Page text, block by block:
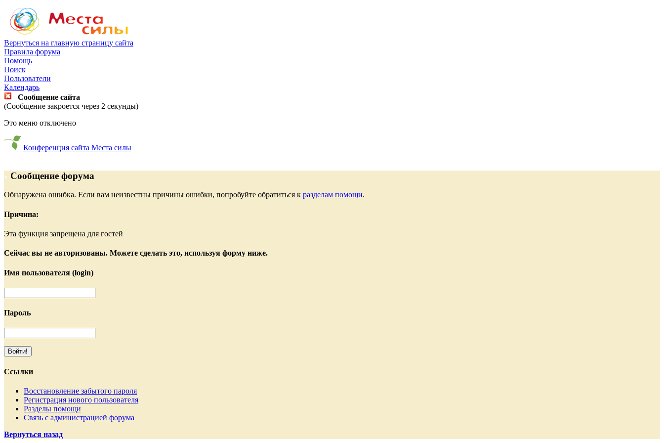
Вернуться на главную страницу сайта
Правила форума
Помощь
Поиск
Пользователи
Календарь
Сообщение сайта
(Сообщение закроется через 2 секунды)
Это меню отключено
Конференция сайта Места силы
Сообщение форума
Обнаружена ошибка. Если вам неизвестны причины ошибки, попробуйте обратиться к разделам помощи.
Причина:
Эта функция запрещена для гостей
Сейчас вы не авторизованы. Можете сделать это, используя форму ниже.
Имя пользователя (login)
Пароль
Ссылки
Восстановление забытого пароля
Регистрация нового пользователя
Разделы помощи
Связь с администрацией форума
Вернуться назад